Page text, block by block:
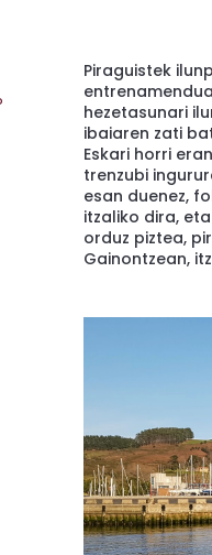
Piraguistek
hezetasunari
ibaiaren zati
Eskari horri
trenzubi
esan duenez,
itzaliko dira,
orduz piztea,
Gainontzean,